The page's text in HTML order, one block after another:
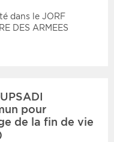
dans le JORF
DES ARMEES
pour
de la fin de vie